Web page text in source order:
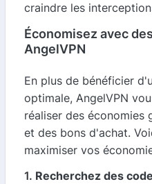
craindre les
Économisez avec
AngelVPN
En plus de bénéficier
optimale, AngelVPN
réaliser des économies
et des bons d'achat.
maximiser vos
1. Recherchez des